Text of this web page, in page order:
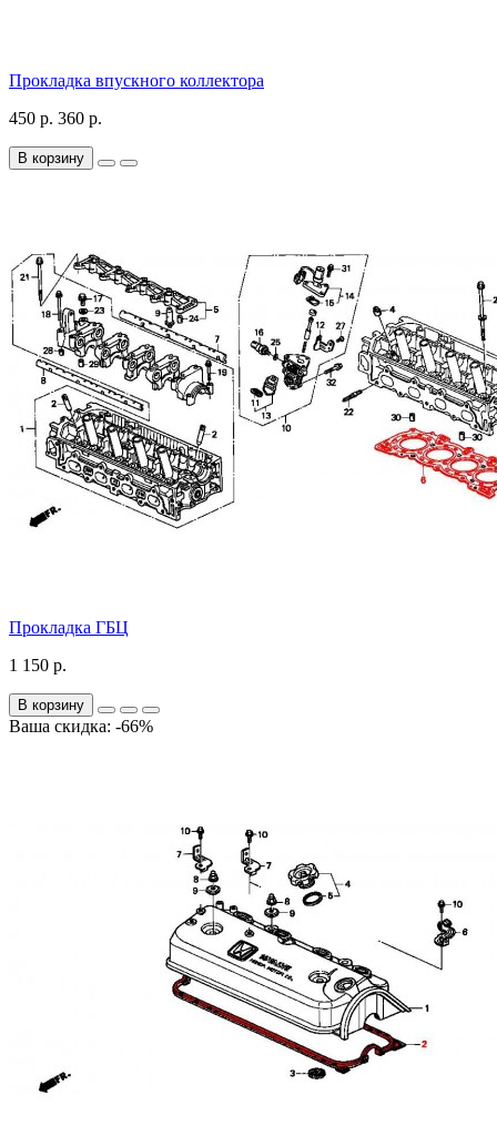
Прокладка впускного коллектора
450 р. 360 р.
В корзину
Прокладка ГБЦ
1 150 р.
В корзину
Ваша скидка: -66%